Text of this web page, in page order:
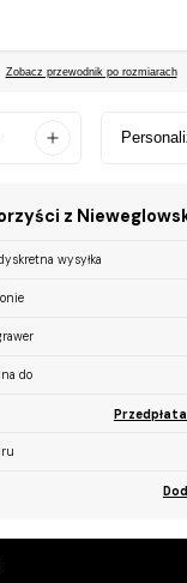
Zobacz przewodnik po rozmiarach
z
wysyłka
do